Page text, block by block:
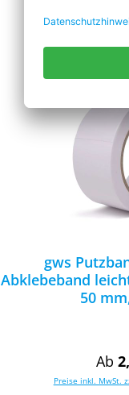
gws
Abklebeband
50
Ab
Preise inkl. MwSt.